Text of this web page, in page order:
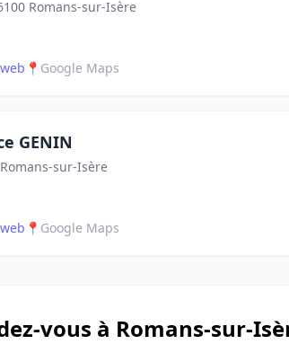
Romans-sur-Isère
📍 Google Maps
GENIN
sur-Isère
📍 Google Maps
vous à Romans-sur-